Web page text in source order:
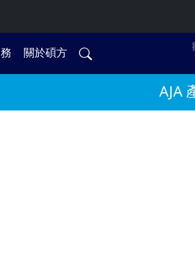
關於碩方
AJA